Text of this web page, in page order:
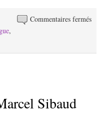
Commentaires ferméssur
24
,
Sibaud